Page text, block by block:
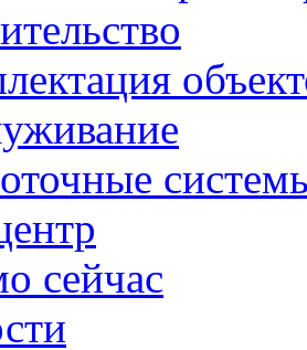
сейчас